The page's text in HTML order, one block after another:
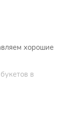
хорошие
в